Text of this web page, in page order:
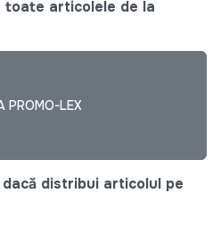
toate articolele de la
PROMO-LEX
distribui articolul pe